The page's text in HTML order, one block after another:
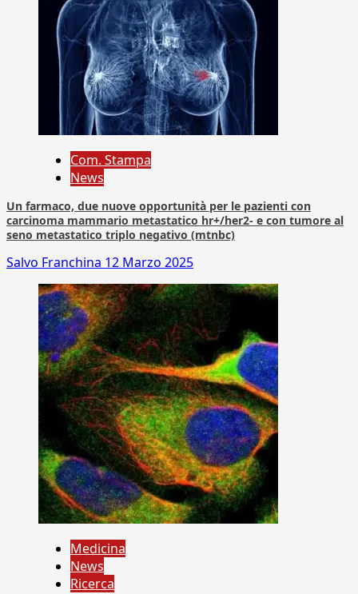
Com. Stampa
News
Un farmaco, due nuove opportunità per le pazienti con
carcinoma mammario metastatico hr+/her2- e con tumore al
seno metastatico triplo negativo (mtnbc)
Salvo Franchina 12 Marzo 2025
Medicina
News
Ricerca